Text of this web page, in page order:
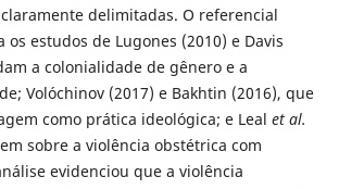
delimitadas. O referencial
estudos de Lugones (2010) e Davis
a colonialidade de gênero e a
Volóchinov (2017) e Bakhtin (2016), que
como prática ideológica; e Leal et al.
sobre a violência obstétrica com
evidenciou que a violência